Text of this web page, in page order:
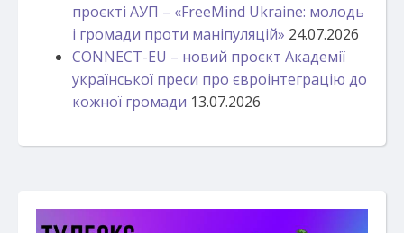
проєкті АУП – «FreeMind Ukraine: молодь
і громади проти маніпуляцій» 24.07.2026
CONNECT-EU – новий проєкт Академії
української преси про євроінтеграцію до
кожної громади 13.07.2026